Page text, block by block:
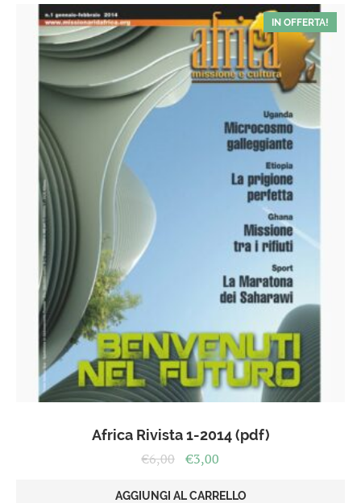
IN OFFERTA!
Africa Rivista 1-2014 (pdf)
€6,00 Il
originale
€3,00
attuale
AGGIUNGI AL CARRELLO